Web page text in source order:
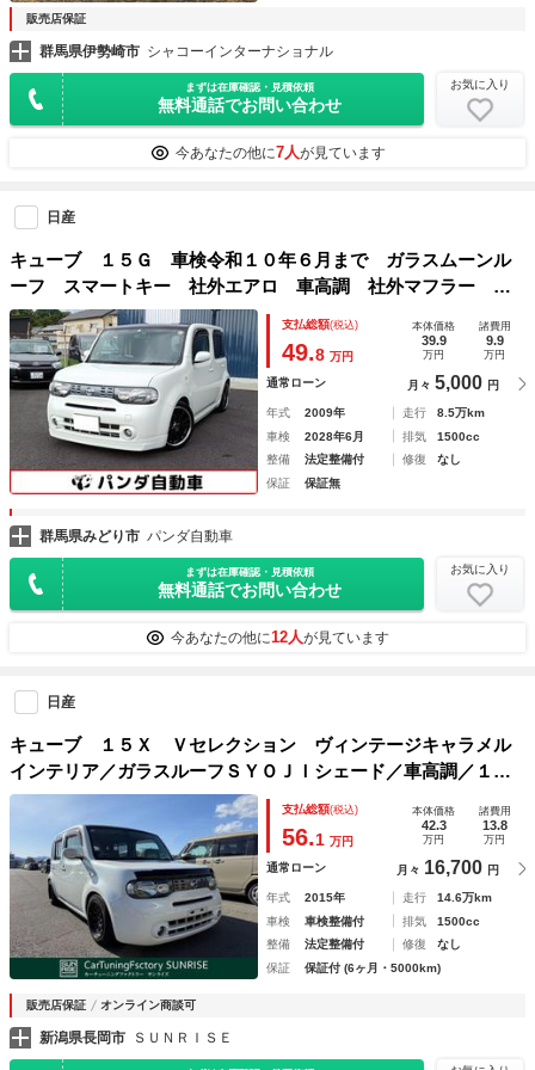
販売店保証
群馬県伊勢崎市 シャコーインターナショナル
まずは在庫確認・見積依頼
無料通話でお問い合わせ
お気に入り
今あなたの他に7人が見ています
日産
キューブ １５Ｇ 車検令和１０年６月まで ガラスムーンル
ーフ スマートキー 社外エアロ 車高調 社外マフラー 社
外１７インチアルミ 純正ナビゲーション フルセグＴＶ バ
ックモニター ドラレコ タイミングチェーン式
支払総額(税込)
49.8 万円
本体価格
39.9
万円
諸費用
9.9
万円
通常ローン 月々 5,000 円
年式 2009年 走行
8.5万km
車検
2028年6月 排気
1500cc
整備
法定整備付 修復
なし
保証
保証無
群馬県みどり市 パンダ自動車
まずは在庫確認・見積依頼
無料通話でお問い合わせ
お気に入り
今あなたの他に12人が見ています
日産
キューブ １５Ｘ Ｖセレクション ヴィンテージキャラメル
インテリア／ガラスルーフＳＹＯＪＩシェード／車高調／１５
インチデイトナホイール／バグガード／ＥＴＣ／アイドリング
ストップ／インテリジェントキー／
支払総額(税込)
56.1 万円
本体価格
42.3
万円
諸費用
13.8
万円
通常ローン 月々 16,700 円
年式 2015年 走行
14.6万km
車検
車検整備付 排気
1500cc
整備
法定整備付 修復
なし
保証
保証付 (6ヶ月・5000km)
販売店保証 オンライン商談可
新潟県長岡市 ＳＵＮＲＩＳＥ